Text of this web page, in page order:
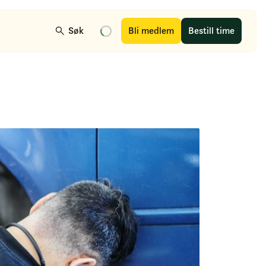
Søk Bli medlem Bestill time